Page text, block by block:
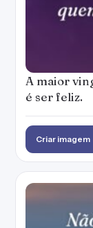
A maior
é ser feliz.
Criar imagem